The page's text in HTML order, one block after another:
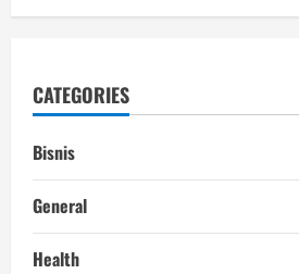
CATEGORIES
Bisnis
General
Health